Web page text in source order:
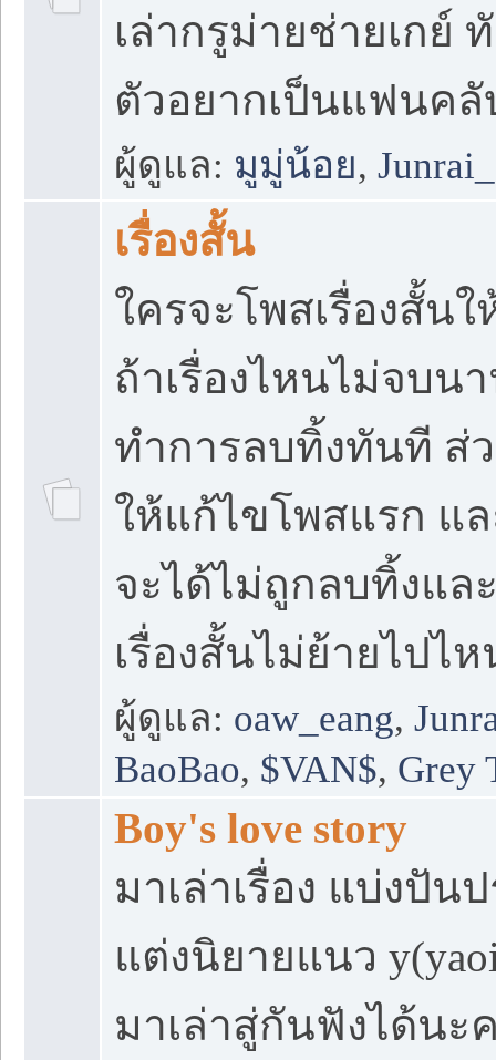
เล่ากรูม่ายช่ายเกย์
ตัวอยากเป็นแฟนคลั
ผู้ดูแล: มูมู่น้อย,
เรื่องสั้น
ใครจะโพสเรื่องสั้น
ถ้าเรื่องไหนไม่จบน
ทำการลบทิ้งทันที ส่
ให้แก้ไขโพสแรก แ
จะได้ไม่ถูกลบทิ้งแล
เรื่องสั้นไม่ย้ายไปไ
ผู้ดูแล: oaw_eang,
BaoBao, $VAN$, Grey
Boy's love story
มาเล่าเรื่อง แบ่งปั
แต่งนิยายแนว
มาเล่าสู่กันฟังได้นะ